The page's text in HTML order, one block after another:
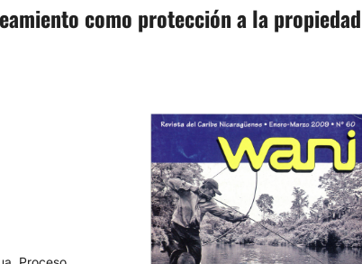
como protección a la propiedad